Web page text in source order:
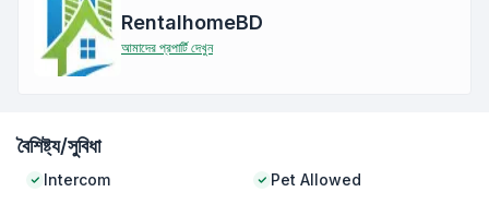
RentalhomeBD
আমাদের প্রপার্টি দেখুন
বৈশিষ্ট্য/সুবিধা
Intercom Pet Allowed